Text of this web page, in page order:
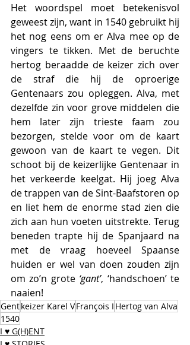
Het woordspel moet betekenisvol
geweest zijn, want in 1540 gebruikt hij
het nog eens om er Alva mee op de
vingers te tikken. Met de beruchte
hertog beraadde de keizer zich over
de straf die hij de oproerige
Gentenaars zou opleggen. Alva, met
dezelfde zin voor grove middelen die
hem later zijn trieste faam zou
bezorgen, stelde voor om de kaart
gewoon van de kaart te vegen. Dit
schoot bij de keizerlijke Gentenaar in
het verkeerde keelgat. Hij joeg Alva
de trappen van de Sint-Baafstoren op
en liet hem de enorme stad zien die
zich aan hun voeten uitstrekte. Terug
beneden trapte hij de Spanjaard na
met de vraag hoeveel Spaanse
huiden er wel van doen zouden zijn
om zo’n grote ‘gant’, ‘handschoen’ te
naaien!
Gentkeizer Karel VFrançois I Hertog van Alva
1540
I ♥ G(H)ENT